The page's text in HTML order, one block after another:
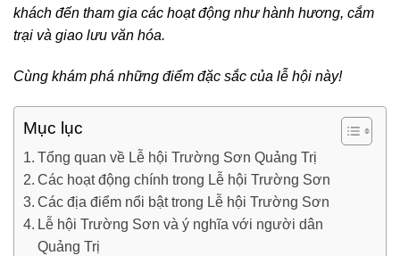
khách đến tham gia các hoạt động như hành hương, cắm
trại và giao lưu văn hóa.
Cùng khám phá những điểm đặc sắc của lễ hội này!
Mục lục
Tổng quan về Lễ hội Trường Sơn Quảng Trị
Các hoạt động chính trong Lễ hội Trường Sơn
Các địa điểm nổi bật trong Lễ hội Trường Sơn
Lễ hội Trường Sơn và ý nghĩa với người dân
Quảng Trị